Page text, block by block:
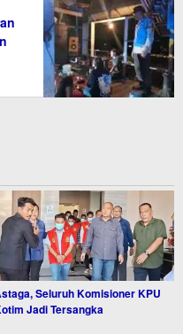
Seluruh Komisioner KPU
Jadi Tersangka